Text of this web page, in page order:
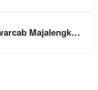
Majalengk…